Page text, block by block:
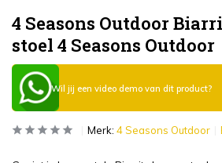
4 Seasons Outdoor
stoel 4 Seasons Outdoor
Wil jij een video demo van dit product?
Merk: 4 Seasons Outdoor